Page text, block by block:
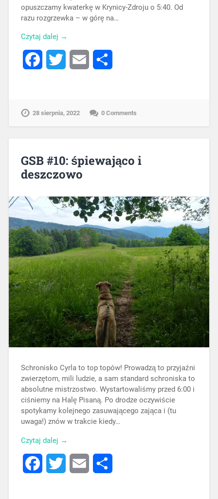
opuszczamy kwaterkę w Krynicy-Zdroju o 5:40. Od
razu rozgrzewka – w górę na…
Czytaj dalej →
FacebookTwitter Email
28 sierpnia, 2022 0 Comments
GSB #10: śpiewająco i
deszczowo
Schronisko Cyrla to top topów! Prowadzą to przyjaźni
zwierzętom, mili ludzie, a sam standard schroniska to
absolutne mistrzostwo. Wystartowaliśmy przed 6:00 i
ciśniemy na Halę Pisaną. Po drodze oczywiście
spotykamy kolejnego zasuwającego zająca i (tu
uwaga!) znów w trakcie kiedy…
Czytaj dalej →
FacebookTwitter Email